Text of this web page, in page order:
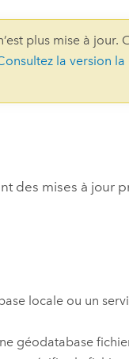
et
plus mise à jour.
la version
des mises à jour
locale ou un
géodatabase